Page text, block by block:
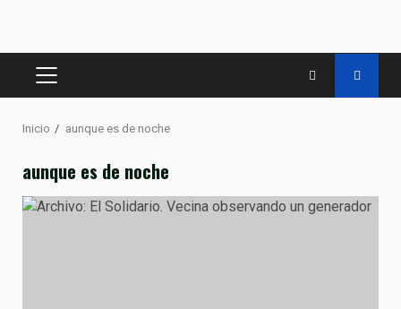
MENÚ
Inicio aunque es de noche
aunque es de noche